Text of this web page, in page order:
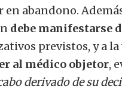
abandono.
debe manifestarse
previstos, y a la
al médico objetor,
derivado de su